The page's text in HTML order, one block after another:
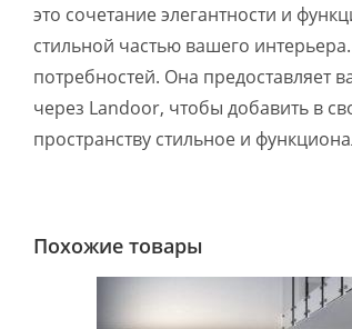
это сочетание элегантности и
стильной частью вашего
потребностей. Она предоставляет
через Landoor, чтобы добавить в
пространству стильное и
Похожие товары